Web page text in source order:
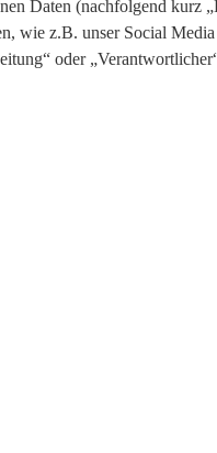
Daten (nachfolgend kurz
wie z.B. unser Social
oder